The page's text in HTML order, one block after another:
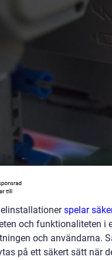
spelar
och funktionaliteten i
och användarna.
på ett säkert sätt när